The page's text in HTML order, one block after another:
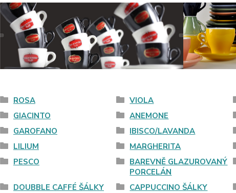
ROSA VIOLA
GIACINTO
ANEMONE
GAROFANO
IBISCO/LAVANDA
LILIUM
MARGHERITA
PESCO
BAREVNĚ GLAZUROVANÝ
PORCELÁN
DOUBBLE CAFFÉ ŠÁLKY CAPPUCCINO ŠÁLKY